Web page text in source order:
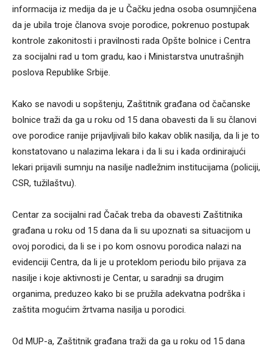
informacija iz medija da je u Čačku jedna osoba osumnjičena
da je ubila troje članova svoje porodice, pokrenuo postupak
kontrole zakonitosti i pravilnosti rada Opšte bolnice i Centra
za socijalni rad u tom gradu, kao i Ministarstva unutrašnjih
poslova Republike Srbije.
Kako se navodi u sopštenju, Zaštitnik građana od čačanske
bolnice traži da ga u roku od 15 dana obavesti da li su članovi
ove porodice ranije prijavljivali bilo kakav oblik nasilja, da li je to
konstatovano u nalazima lekara i da li su i kada ordinirajući
lekari prijavili sumnju na nasilje nadležnim institucijama (policiji,
CSR, tužilaštvu).
Centar za socijalni rad Čačak treba da obavesti Zaštitnika
građana u roku od 15 dana da li su upoznati sa situacijom u
ovoj porodici, da li se i po kom osnovu porodica nalazi na
evidenciji Centra, da li je u proteklom periodu bilo prijava za
nasilje i koje aktivnosti je Centar, u saradnji sa drugim
organima, preduzeo kako bi se pružila adekvatna podrška i
zaštita mogućim žrtvama nasilja u porodici.
Od MUP-a, Zaštitnik građana traži da ga u roku od 15 dana